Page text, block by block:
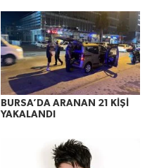
BURSA’DA ARANAN 21 KİŞİ
YAKALANDI